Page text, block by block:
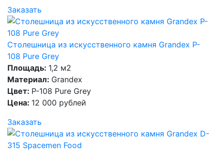
Заказать
Столешница из искусственного камня Grandex P-
108 Pure Grey
Площадь: 1,2 м2
Материал: Grandex
Цвет: P-108 Pure Grey
Цена: 12 000 рублей
Заказать